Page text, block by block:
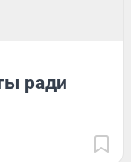
ради